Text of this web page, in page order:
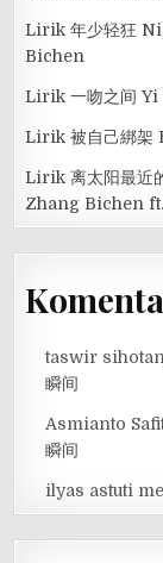
Lirik 年少轻狂
Bichen
Lirik 一吻之间
Lirik 被自己綁架
Lirik 离太阳最近
Zhang Bichen
taswir
瞬间
Asmianto
瞬间
ilyas astuti